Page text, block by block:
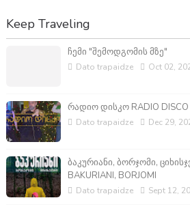
Keep Traveling
ჩემი "შემოდგომის მზე"
Dato trapaidze Oct 02,
რადიო დისკო RADIO DISCO
Dato trapaidze Dec 29,
ბაკურიანი, ბორჯომი,
BAKURIANI, BORJOMI
Dato trapaidze Sept 12,